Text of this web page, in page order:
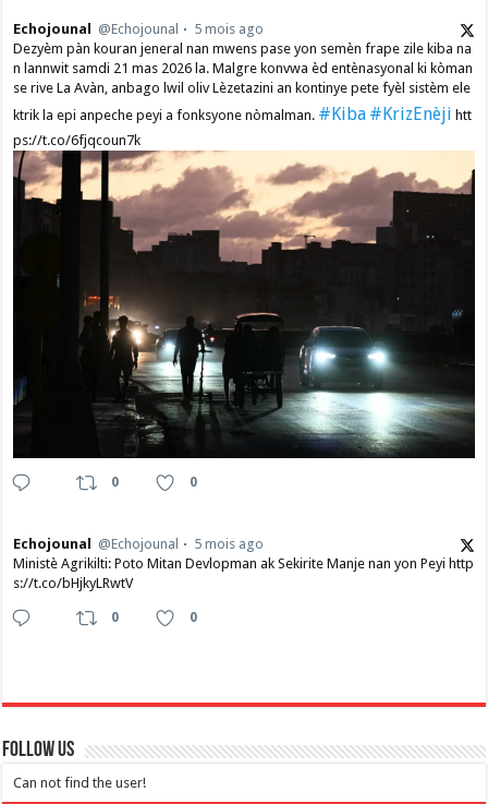
Echojounal @Echojounal
5 mois ago
Dezyèm pàn kouran jeneral nan mwens pase yon semèn frape zile kiba na
n lannwit samdi 21 mas 2026 la. Malgre konvwa èd entènasyonal ki kòman
se rive La Avàn, anbago lwil oliv Lèzetazini an kontinye pete fyèl sistèm ele
ktrik la epi anpeche peyi a fonksyone nòmalman. #Kiba #KrizEnèji htt
ps://t.co/6fjqcoun7k
0 0
Echojounal @Echojounal
5 mois ago
Ministè Agrikilti: Poto Mitan Devlopman ak Sekirite Manje nan yon Peyi http
s://t.co/bHjkyLRwtV
0 0
Follow Us
Can not find the user!